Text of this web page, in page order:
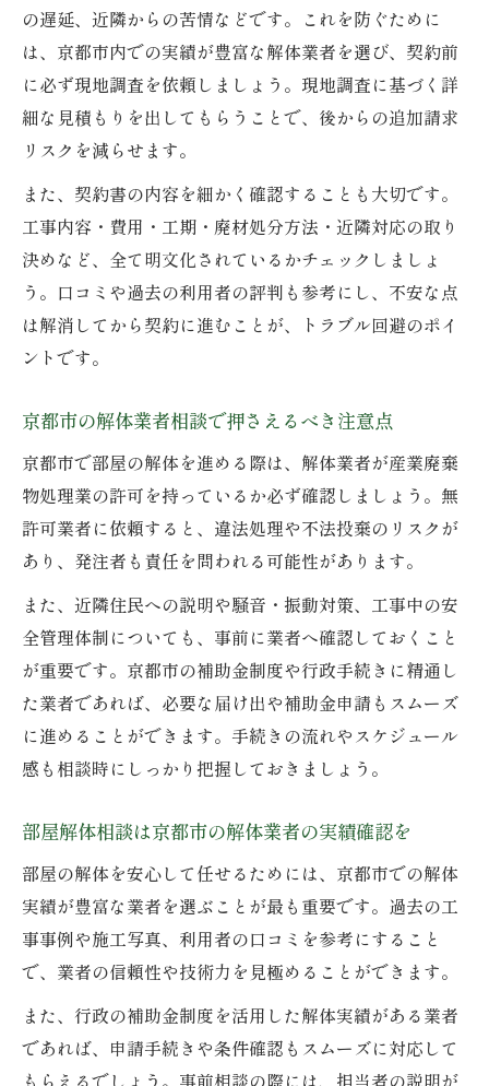
の遅延、近隣からの苦情などです。これを防ぐために
は、京都市内での実績が豊富な解体業者を選び、契約前
に必ず現地調査を依頼しましょう。現地調査に基づく詳
細な見積もりを出してもらうことで、後からの追加請求
リスクを減らせます。
また、契約書の内容を細かく確認することも大切です。
工事内容・費用・工期・廃材処分方法・近隣対応の取り
決めなど、全て明文化されているかチェックしましょ
う。口コミや過去の利用者の評判も参考にし、不安な点
は解消してから契約に進むことが、トラブル回避のポイ
ントです。
京都市の解体業者相談で押さえるべき注意点
京都市で部屋の解体を進める際は、解体業者が産業廃棄
物処理業の許可を持っているか必ず確認しましょう。無
許可業者に依頼すると、違法処理や不法投棄のリスクが
あり、発注者も責任を問われる可能性があります。
また、近隣住民への説明や騒音・振動対策、工事中の安
全管理体制についても、事前に業者へ確認しておくこと
が重要です。京都市の補助金制度や行政手続きに精通し
た業者であれば、必要な届け出や補助金申請もスムーズ
に進めることができます。手続きの流れやスケジュール
感も相談時にしっかり把握しておきましょう。
部屋解体相談は京都市の解体業者の実績確認を
部屋の解体を安心して任せるためには、京都市での解体
実績が豊富な業者を選ぶことが最も重要です。過去の工
事事例や施工写真、利用者の口コミを参考にすること
で、業者の信頼性や技術力を見極めることができます。
また、行政の補助金制度を活用した解体実績がある業者
であれば、申請手続きや条件確認もスムーズに対応して
もらえるでしょう。事前相談の際には、担当者の説明が